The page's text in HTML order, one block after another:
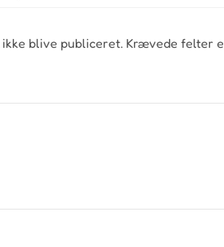
blive publiceret. Krævede felter